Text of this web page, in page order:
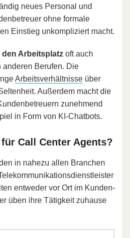
neues Personal und
ohne formale
Einstieg unkompliziert macht.
den Arbeitsplatz oft auch
Berufen. Die
Arbeitsverhältnisse über
Außerdem macht die
zunehmend
in Form von KI-Chatbots.
Call Center Agents?
in nahezu allen Branchen
entweder vor Ort im Kunden-
üben ihre Tätigkeit zuhause